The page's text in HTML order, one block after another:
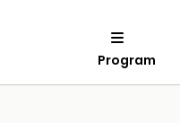
Program